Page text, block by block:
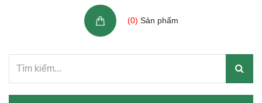
(0) Sản phẩm